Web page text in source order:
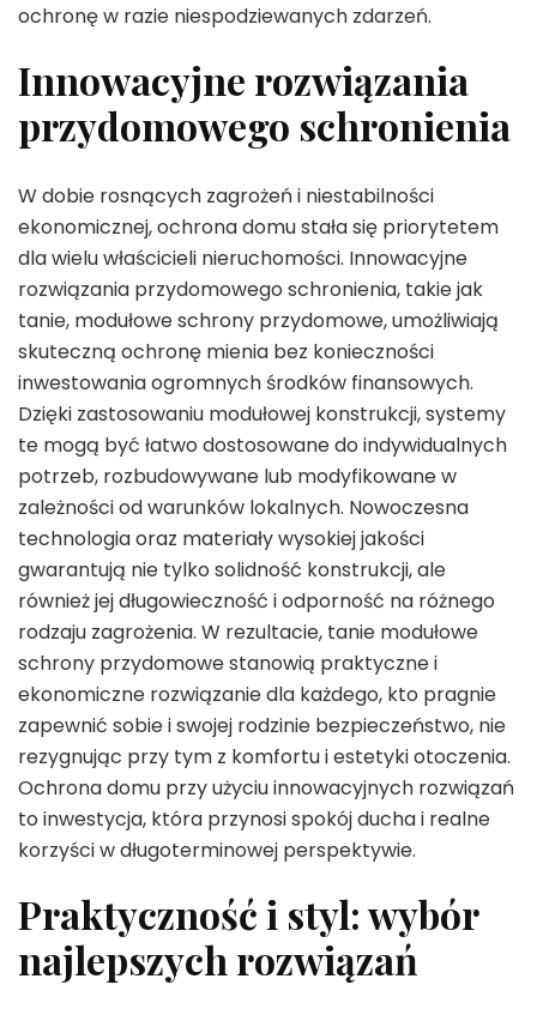
ochronę w razie niespodziewanych zdarzeń.
Innowacyjne rozwiązania
przydomowego schronienia
W dobie rosnących zagrożeń i niestabilności
ekonomicznej, ochrona domu stała się priorytetem
dla wielu właścicieli nieruchomości. Innowacyjne
rozwiązania przydomowego schronienia, takie jak
tanie, modułowe schrony przydomowe, umożliwiają
skuteczną ochronę mienia bez konieczności
inwestowania ogromnych środków finansowych.
Dzięki zastosowaniu modułowej konstrukcji, systemy
te mogą być łatwo dostosowane do indywidualnych
potrzeb, rozbudowywane lub modyfikowane w
zależności od warunków lokalnych. Nowoczesna
technologia oraz materiały wysokiej jakości
gwarantują nie tylko solidność konstrukcji, ale
również jej długowieczność i odporność na różnego
rodzaju zagrożenia. W rezultacie, tanie modułowe
schrony przydomowe stanowią praktyczne i
ekonomiczne rozwiązanie dla każdego, kto pragnie
zapewnić sobie i swojej rodzinie bezpieczeństwo, nie
rezygnując przy tym z komfortu i estetyki otoczenia.
Ochrona domu przy użyciu innowacyjnych rozwiązań
to inwestycja, która przynosi spokój ducha i realne
korzyści w długoterminowej perspektywie.
Praktyczność i styl: wybór
najlepszych rozwiązań